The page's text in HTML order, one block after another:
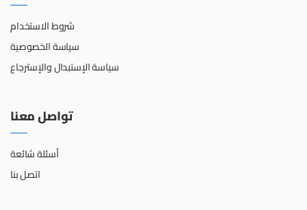
شروط الاستخدام
سياسة الخصوصية
سياسة الإستبدال والإسترجاع
تواصل معنا
أسئلة شائعة
اتصل بنا